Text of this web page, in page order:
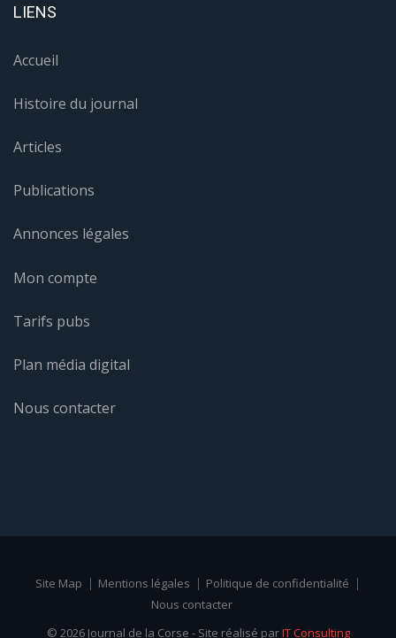
LIENS
Accueil
Histoire du journal
Articles
Publications
Annonces légales
Mon compte
Tarifs pubs
Plan média digital
Nous contacter
Site Map Mentions légales
Politique de confidentialité
Nous contacter
© 2026 Journal de la Corse - Site réalisé parIT Consulting